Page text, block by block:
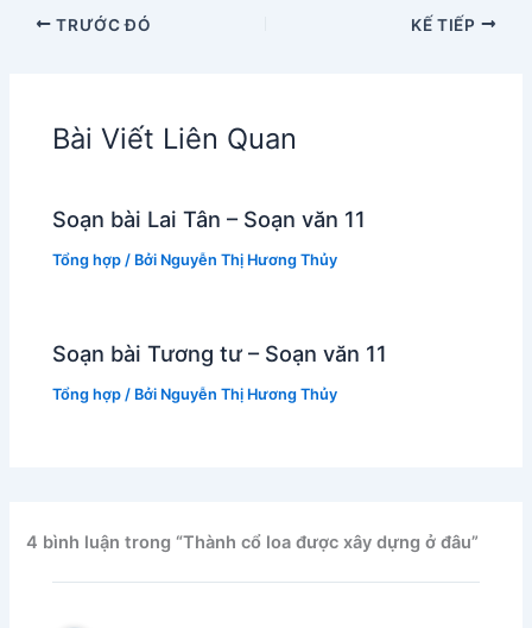
TRƯỚC ĐÓ KẾ TIẾP
Bài Viết Liên Quan
Soạn bài Lai Tân – Soạn văn 11
Tổng hợp / Bởi Nguyễn Thị Hương Thủy
Soạn bài Tương tư – Soạn văn 11
Tổng hợp / Bởi Nguyễn Thị Hương Thủy
4 bình luận trong “Thành cổ loa được xây dựng ở đâu”